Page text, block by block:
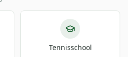
Tennisschool